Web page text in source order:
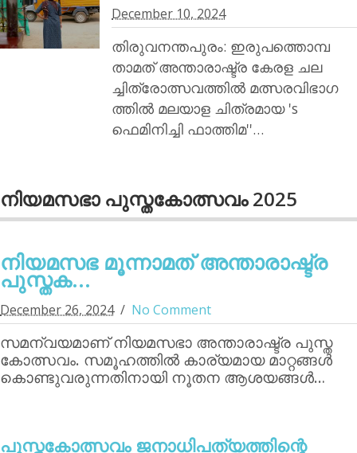
December 10, 2024
തിരുവനന്തപുരം: ഇരുപത്തൊമ്പ
താമത് അന്താരാഷ്ട്ര കേരള ചല
ച്ചിത്രോത്സവത്തില്‍ മത്സരവിഭാഗ
ത്തില്‍ മലയാള ചിത്രമായ 's
ഫെമിനിച്ചി ഫാത്തിമ''…
നിയമസഭാ പുസ്തകോത്സവം 2025
നിയമസഭ മൂന്നാമത് അന്താരാഷ്ട്ര
പുസ്തക...
December 26, 2024 No Comment
സമന്വയമാണ് നിയമസഭാ അന്താരാഷ്ട്ര പുസ്ത
കോത്സവം. സമൂഹത്തില്‍ കാര്യമായ മാറ്റങ്ങള്‍
കൊണ്ടുവരുന്നതിനായി നൂതന ആശയങ്ങള്‍…
പുസ്തകോത്സവം ജനാധിപത്യത്തിന്റെ